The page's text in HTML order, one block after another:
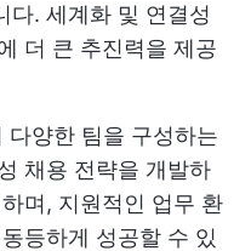
다. 세계화 및 연결성
더 큰 추진력을 제공
다양한 팀을 구성하는
채용 전략을 개발하
며, 지원적인 업무 환
등하게 성공할 수 있